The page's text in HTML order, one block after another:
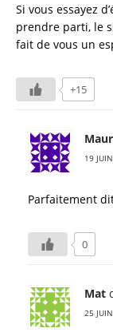
Si vous essayez
prendre parti, le
fait de vous un
+15
19
Parfaitement
0
Mat
25